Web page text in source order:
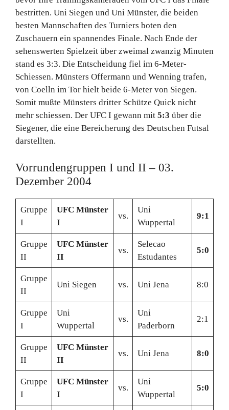
bestritten. Uni Siegen und Uni Münster, die beiden
besten Mannschaften des Turniers boten den
Zuschauern ein spannendes Finale. Nach Ende der
sehenswerten Spielzeit über zweimal zwanzig Minuten
stand es 3:3. Die Entscheidung fiel im 6-Meter-
Schiessen. Münsters Offermann und Wenning trafen,
von Coelln im Tor hielt beide 6-Meter von Siegen.
Somit mußte Münsters dritter Schütze Quick nicht
mehr schiessen. Der UFC I gewann mit 5:3 über die
Siegener, die eine Bereicherung des Deutschen Futsal
darstellten.
Vorrundengruppen I und II – 03.
Dezember 2004
Gruppe
I
UFC Münster
I
vs.
Uni
Wuppertal
9:1
Gruppe
II
UFC Münster
II
vs.
Selecao
Estudantes
5:0
Gruppe
II
Uni Siegen vs. Uni Jena 8:0
Gruppe
I
Uni
Wuppertal
vs.
Uni
Paderborn
2:1
Gruppe
II
UFC Münster
II
vs. Uni Jena 8:0
Gruppe
I
UFC Münster
I
vs.
Uni
Wuppertal
5:0